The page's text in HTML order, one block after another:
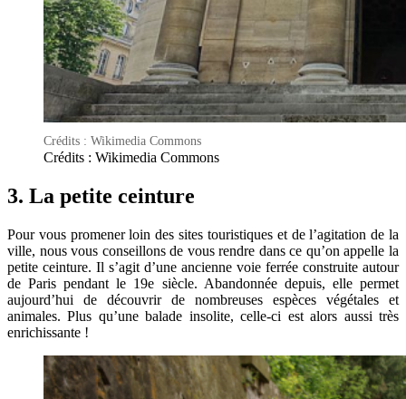
Crédits : Wikimedia Commons
Crédits : Wikimedia Commons
3. La petite ceinture
Pour vous promener loin des sites touristiques et de l’agitation de la
ville, nous vous conseillons de vous rendre dans ce qu’on appelle la
petite ceinture. Il s’agit d’une ancienne voie ferrée construite autour
de Paris pendant le 19e siècle. Abandonnée depuis, elle permet
aujourd’hui de découvrir de nombreuses espèces végétales et
animales. Plus qu’une balade insolite, celle-ci est alors aussi très
enrichissante !